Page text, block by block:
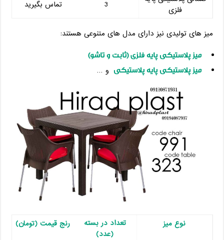
فلزی
3 تماس بگیرید
میز های تولیدی نیز دارای مدل های متنوعی هستند:
میز پلاستیکی پایه فلزی (ثابت و تاشو)
میز پلاستیکی پایه پلاستیکی و …
نوع میز
تعداد در بسته
(عدد)
رنج قیمت (تومان)